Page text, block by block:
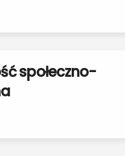
społeczno-